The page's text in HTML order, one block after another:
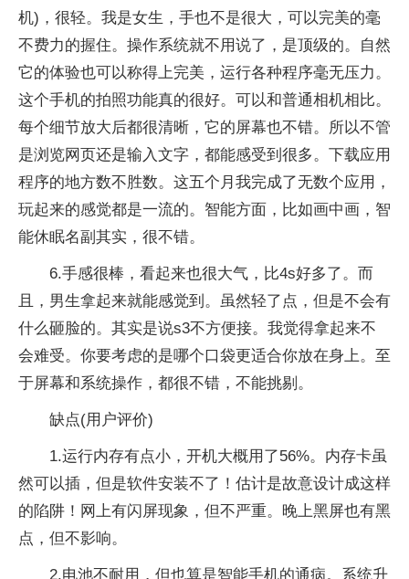
机)，很轻。我是女生，手也不是很大，可以完美的毫
不费力的握住。操作系统就不用说了，是顶级的。自然
它的体验也可以称得上完美，运行各种程序毫无压力。
这个手机的拍照功能真的很好。可以和普通相机相比。
每个细节放大后都很清晰，它的屏幕也不错。所以不管
是浏览网页还是输入文字，都能感受到很多。下载应用
程序的地方数不胜数。这五个月我完成了无数个应用，
玩起来的感觉都是一流的。智能方面，比如画中画，智
能休眠名副其实，很不错。
6.手感很棒，看起来也很大气，比4s好多了。而
且，男生拿起来就能感觉到。虽然轻了点，但是不会有
什么砸脸的。其实是说s3不方便接。我觉得拿起来不
会难受。你要考虑的是哪个口袋更适合你放在身上。至
于屏幕和系统操作，都很不错，不能挑剔。
缺点(用户评价)
1.运行内存有点小，开机大概用了56%。内存卡虽
然可以插，但是软件安装不了！估计是故意设计成这样
的陷阱！网上有闪屏现象，但不严重。晚上黑屏也有黑
点，但不影响。
2.电池不耐用，但也算是智能手机的通病。系统升